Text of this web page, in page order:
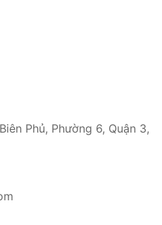
Phủ, Phường 6, Quận 3,